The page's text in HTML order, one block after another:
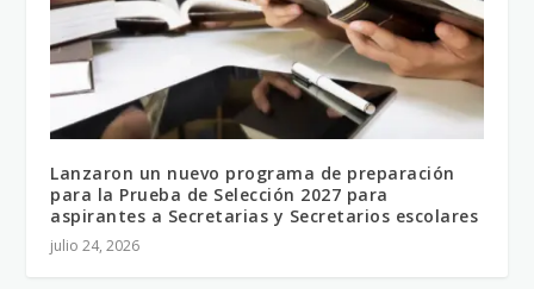
Lanzaron un nuevo programa de preparación
para la Prueba de Selección 2027 para
aspirantes a Secretarias y Secretarios escolares
julio 24, 2026